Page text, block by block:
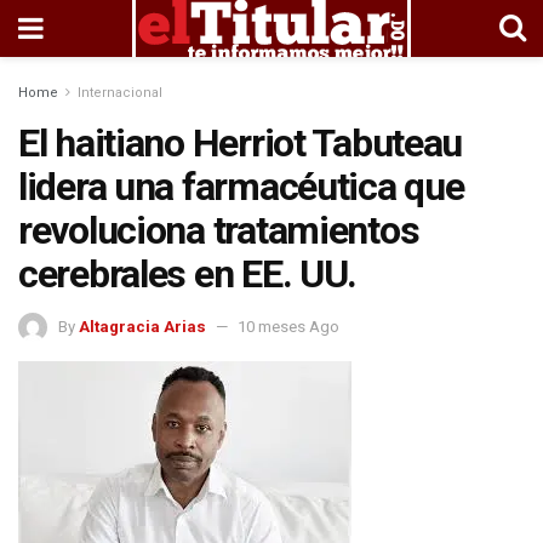
Home Internacional
El haitiano Herriot Tabuteau
lidera una farmacéutica que
revoluciona tratamientos
cerebrales en EE. UU.
By Altagracia Arias 10 meses Ago